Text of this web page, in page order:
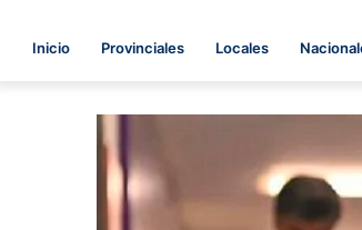
Inicio Provinciales Locales